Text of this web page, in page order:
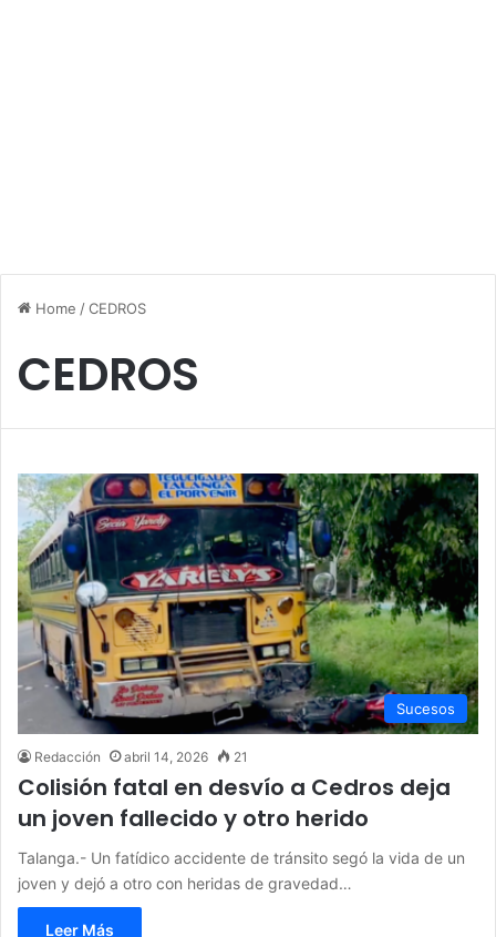
Home /CEDROS
CEDROS
Sucesos
Redacción abril 14, 2026 21
Colisión fatal en desvío a Cedros deja
un joven fallecido y otro herido
Talanga.- Un fatídico accidente de tránsito segó la vida de un
joven y dejó a otro con heridas de gravedad…
Leer Más